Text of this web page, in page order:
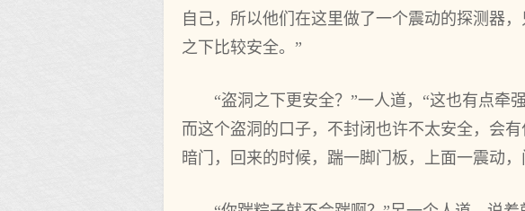
自己，所以他们在这里做了一个震动的探测器
之下比较安全。”
“盗洞之下更安全？”一人道，“这也有点牵
而这个盗洞的口子，不封闭也许不太安全，会
暗门，回来的时候，踹一脚门板，上面一震动，